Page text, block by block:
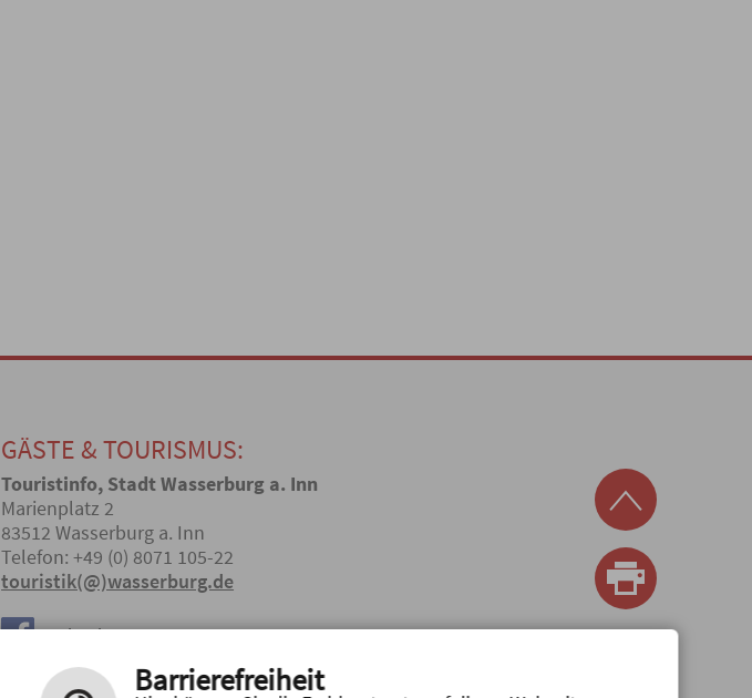
GÄSTE & TOURISMUS:
Touristinfo, Stadt Wasserburg a. Inn
Marienplatz 2
83512 Wasserburg a. Inn
Telefon: +49 (0) 8071 105-22
touristik(@)wasserburg.de
Facebook
Instagram Barrierefreiheit